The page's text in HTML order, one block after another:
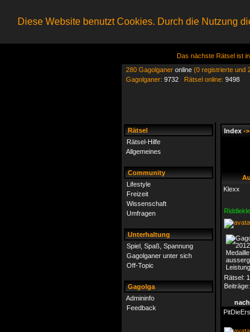
Diese Website benutzt Cookies. Durch die Nutzung
Das nächste Rätsel ist
280 Gagolganer online (0 registrierte und
Gagolganer: 9732 Rätsel online: 9498
Rätsel
Rätsel-Hilfe
Allgemeines
Community
Lifestyle
Freizeit
Wissenschaft
Umfragen
Unterhaltung
Spiel, Spaß, Spannung
Gagolganer unter sich
Off-Topic
Gagolga
Admininfo
Feedback
Index ->
Klexx
Rätsel:
Beiträge: